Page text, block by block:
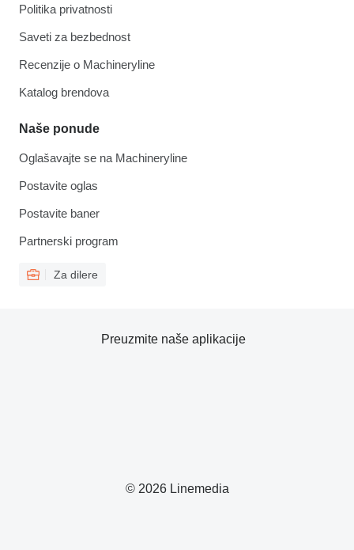
Politika privatnosti
Saveti za bezbednost
Recenzije o Machineryline
Katalog brendova
Naše ponude
Oglašavajte se na Machineryline
Postavite oglas
Postavite baner
Partnerski program
Za dilere
© 2026 Linemedia
Preuzmite naše aplikacije